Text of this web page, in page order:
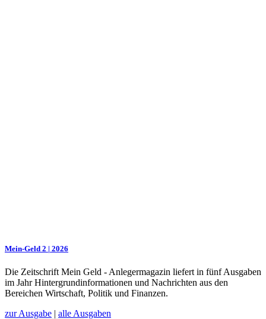
Mein-Geld 2 | 2026
Die Zeitschrift Mein Geld - Anlegermagazin liefert in fünf Ausgaben
im Jahr Hintergrundinformationen und Nachrichten aus den
Bereichen Wirtschaft, Politik und Finanzen.
zur Ausgabe | alle Ausgaben